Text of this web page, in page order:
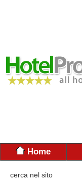
Home
cerca nel sito